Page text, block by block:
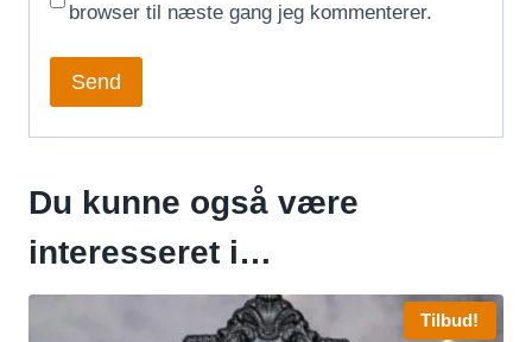
browser til næste gang jeg kommenterer.
Du kunne også være
interesseret i…
Tilbud!